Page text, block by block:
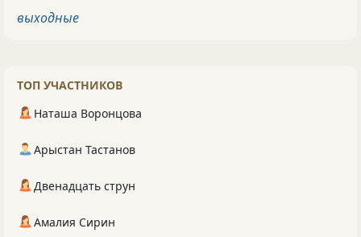
выходные
ТОП УЧАСТНИКОВ
Наташа Воронцова
Арыстан Тастанов
Двенадцать струн
Амалия Сирин